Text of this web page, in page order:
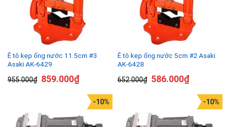
Ê tô kẹp ống nước 11.5cm #3
Asaki AK-6429
955.000₫ 859.000₫
Ê tô kẹp ống nước 5cm #2 Asaki
AK-6428
652.000₫ 586.000₫
-10% -10%